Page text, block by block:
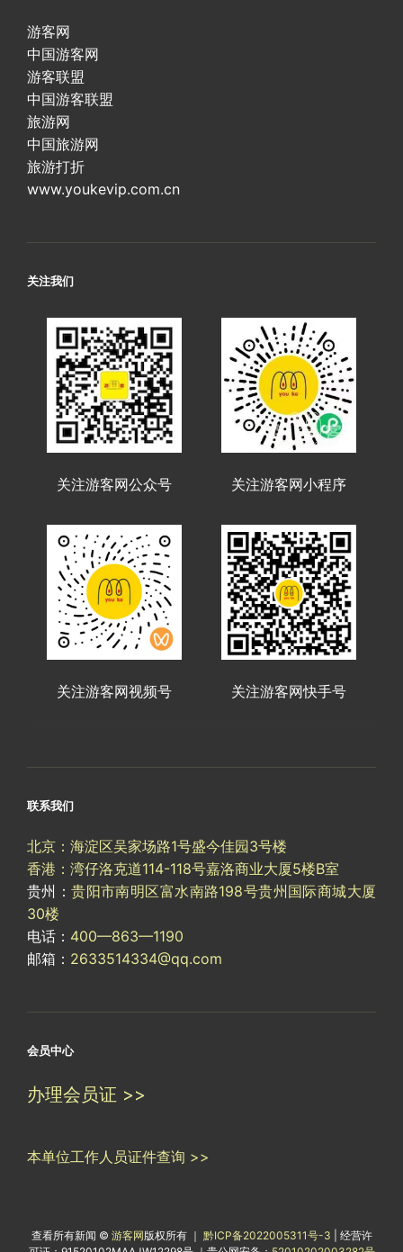
游客网
中国游客网
游客联盟
中国游客联盟
旅游网
中国旅游网
旅游打折
www.youkevip.com.cn
关注我们
关注游客网公众号 关注游客网小程序
关注游客网视频号 关注游客网快手号
联系我们
北京：海淀区吴家场路1号盛今佳园3号楼
香港：湾仔洛克道114-118号嘉洛商业大厦5楼B室
贵州：贵阳市南明区富水南路198号贵州国际商城大厦
30楼
电话： 400—863—1190
邮箱： 2633514334@qq.com
会员中心
办理会员证 >>
本单位工作人员证件查询 >>
查看所有新闻 © 游客网版权所有 ｜ 黔ICP备2022005311号-3
| 经营许